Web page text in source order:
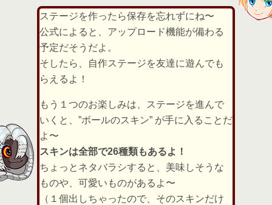
ステージを作ったら保存を忘れずにね〜
公式によると、アップロード機能が備わる
予定だそうだよ。
そしたら、自作ステージを友達に遊んでも
らえるよ！
もう１つのお楽しみは、ステージを進んで
いくと、”ボールのスキン” が手に入ることだ
よ〜
スキンは全部で26種類もあるよ！
ちょっとネタバラシすると、美味しそうな
ものや、可愛いものがあるよ〜
（１個出しちゃったので、そのスキンだけ